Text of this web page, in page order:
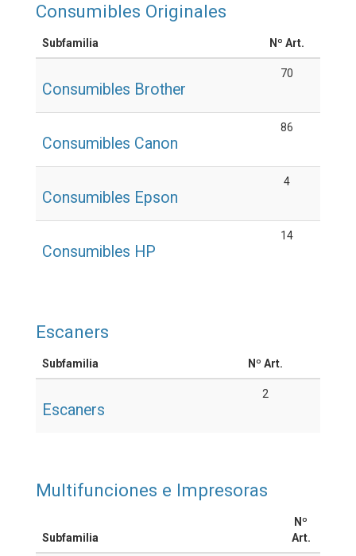
Consumibles Originales
Subfamilia Nº Art.
Consumibles Brother
70
Consumibles Canon
86
Consumibles Epson
4
Consumibles HP
14
Escaners
Subfamilia Nº Art.
Escaners
2
Multifunciones e Impresoras
Subfamilia
Nº
Art.